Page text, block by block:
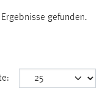
gefunden.
Einverständnis-